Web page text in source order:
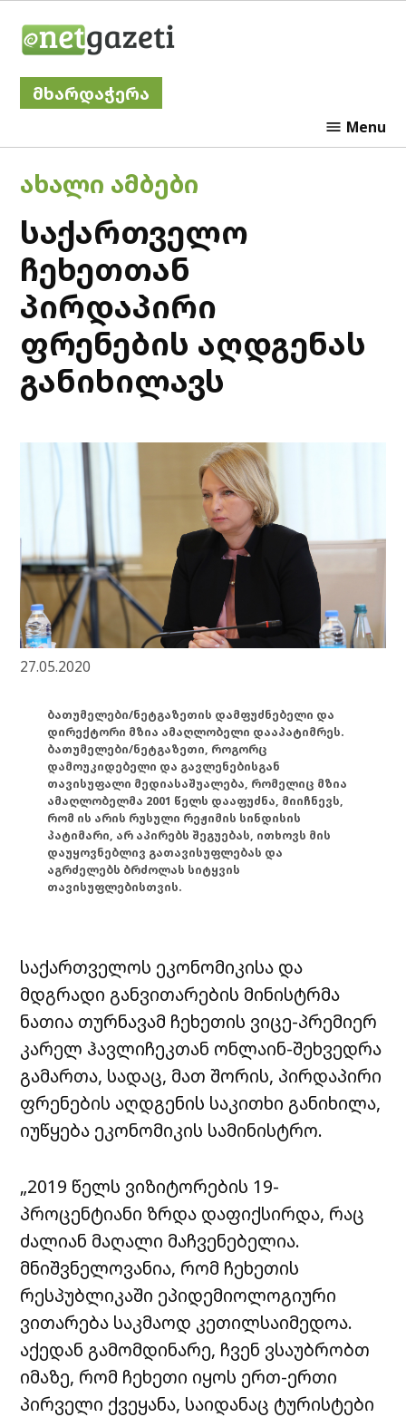
მხარდაჭერა
Menu
POSTED
IN
ᲐᲮᲐᲚᲘ ᲐᲛᲑᲔᲑᲘ
საქართველო
ჩეხეთთან
პირდაპირი
ფრენების აღდგენას
განიხილავს
27.05.2020
ბათუმელები/ნეტგაზეთის დამფუძნებელი და
დირექტორი მზია ამაღლობელი დააპატიმრეს.
ბათუმელები/ნეტგაზეთი, როგორც
დამოუკიდებელი და გავლენებისგან
თავისუფალი მედიასაშუალება, რომელიც მზია
ამაღლობელმა 2001 წელს დააფუძნა, მიიჩნევს,
რომ ის არის რუსული რეჟიმის სინდისის
პატიმარი, არ აპირებს შეგუებას, ითხოვს მის
დაუყოვნებლივ გათავისუფლებას და
აგრძელებს ბრძოლას სიტყვის
თავისუფლებისთვის.
საქართველოს ეკონომიკისა და
მდგრადი განვითარების მინისტრმა
ნათია თურნავამ ჩეხეთის ვიცე-პრემიერ
კარელ ჰავლიჩეკთან ონლაინ-შეხვედრა
გამართა, სადაც, მათ შორის, პირდაპირი
ფრენების აღდგენის საკითხი განიხილა,
იუწყება ეკონომიკის სამინისტრო.
„2019 წელს ვიზიტორების 19-
პროცენტიანი ზრდა დაფიქსირდა, რაც
ძალიან მაღალი მაჩვენებელია.
მნიშვნელოვანია, რომ ჩეხეთის
რესპუბლიკაში ეპიდემიოლოგიური
ვითარება საკმაოდ კეთილსაიმედოა.
აქედან გამომდინარე, ჩვენ ვსაუბრობთ
იმაზე, რომ ჩეხეთი იყოს ერთ-ერთი
პირველი ქვეყანა, საიდანაც ტურისტები